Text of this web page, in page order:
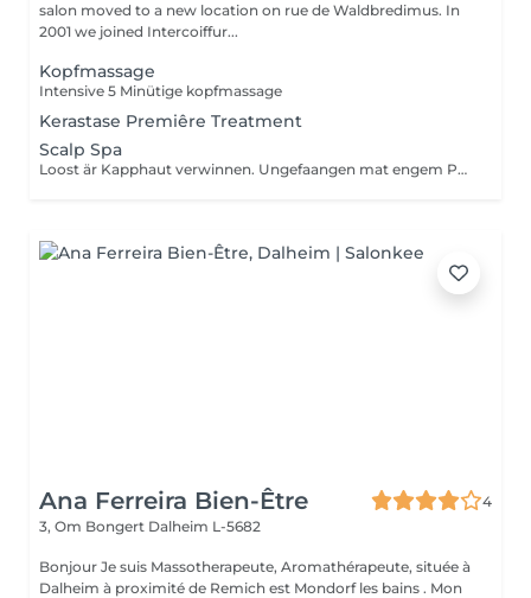
salon moved to a new location on rue de Waldbredimus. In
2001 we joined Intercoiffur...
Kopfmassage
Intensive 5 Minütige kopfmassage
Kerastase Premiêre Treatment
Scalp Spa
Loost är Kapphaut verwinnen. Ungefaangen mat engem Peeling vun der Kapphaut mam passenden Ueleg dran. Dono kreien och d Längten an Spetzen mat enger Fusiodose dei neideg Opmierksamkeet. Zum Schluss geneisst dir en Kapphautmassage mat der Scalp Brush an dem Fortifying scalp serum.
Ana Ferreira Bien-Être
4
3, Om Bongert Dalheim L-5682
Bonjour Je suis Massotherapeute, Aromathérapeute, située à
Dalheim à proximité de Remich est Mondorf les bains . Mon